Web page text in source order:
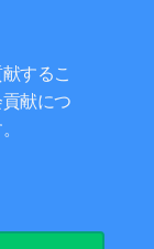
するこ
献につ